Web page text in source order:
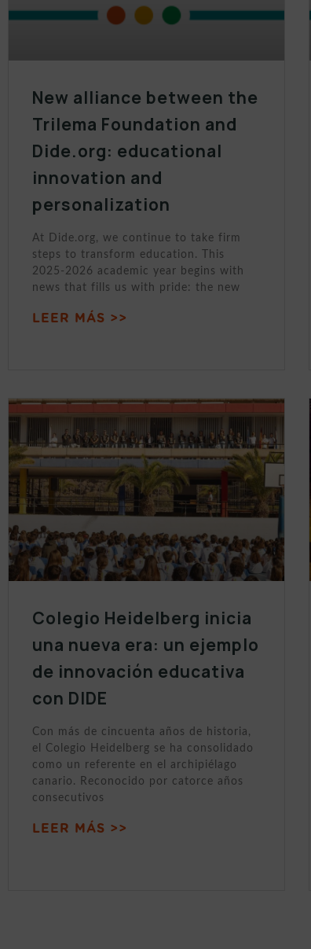
New alliance between the
Trilema Foundation and
Dide.org: educational
innovation and
personalization
At Dide.org, we continue to take firm
steps to transform education. This
2025-2026 academic year begins with
news that fills us with pride: the new
LEER MÁS >>
Colegio Heidelberg inicia
una nueva era: un ejemplo
de innovación educativa
con DIDE
Con más de cincuenta años de historia,
el Colegio Heidelberg se ha consolidado
como un referente en el archipiélago
canario. Reconocido por catorce años
consecutivos
LEER MÁS >>